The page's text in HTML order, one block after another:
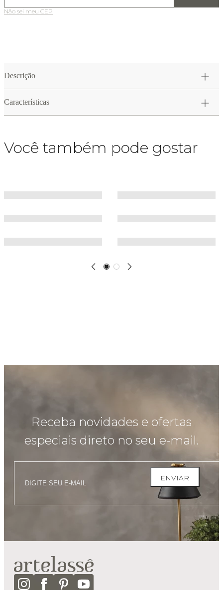
Não sei meu CEP
Descrição
Características
Você também pode gostar
Receba novidades e ofertas
especiais direto no seu e-mail.
ENVIAR